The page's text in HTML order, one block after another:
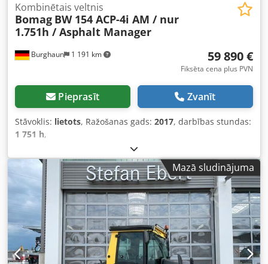
Burghaun 1 191 km
Kombinētais veltnis
Bomag BW 154 ACP-4i AM / nur
1.751h / Asphalt Manager
59 890 €
Fiksēta cena plus PVN
Pieprasīt Zvanīt
Stāvoklis: lietots, Ražošanas gads: 2017, darbības stundas:
1 751 h,
Mazā sludinājuma